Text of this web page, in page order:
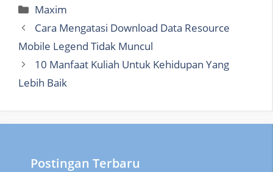
Categories
Maxim
Cara Mengatasi Download Data Resource
Mobile Legend Tidak Muncul
10 Manfaat Kuliah Untuk Kehidupan Yang
Lebih Baik
Postingan Terbaru